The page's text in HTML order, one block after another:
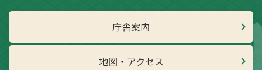
庁舎案内
地図・アクセス